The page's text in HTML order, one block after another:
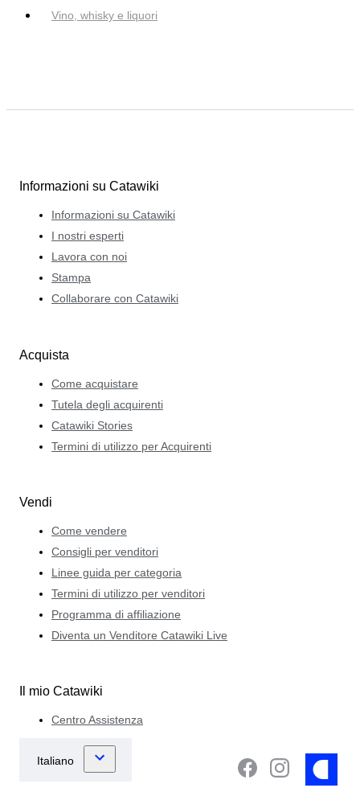
Vino, whisky e liquori
Informazioni su Catawiki
Informazioni su Catawiki
I nostri esperti
Lavora con noi
Stampa
Collaborare con Catawiki
Acquista
Come acquistare
Tutela degli acquirenti
Catawiki Stories
Termini di utilizzo per Acquirenti
Vendi
Come vendere
Consigli per venditori
Linee guida per categoria
Termini di utilizzo per venditori
Programma di affiliazione
Diventa un Venditore Catawiki Live
Il mio Catawiki
Centro Assistenza